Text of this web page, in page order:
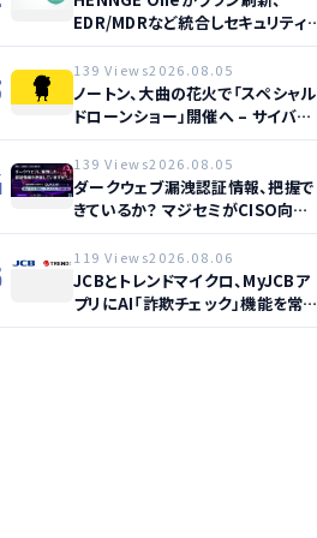
EDR/MDRなど統合しセキュリティ
強化へ
139 Views2026.08.05
ノートン、大曲の花火で「スペシャル
ドローンショー」開催へ – サイバー
セーフティ啓発
139 Views2026.08.05
ダークウェブ漏洩認証情報、把握で
きているか？ マジセミがCISO向け
ウェビナー開催へ
119 Views2026.08.06
JCBとトレンドマイクロ、MyJCBア
プリにAI「詐欺チェック」機能を常設
し不正対策を強化